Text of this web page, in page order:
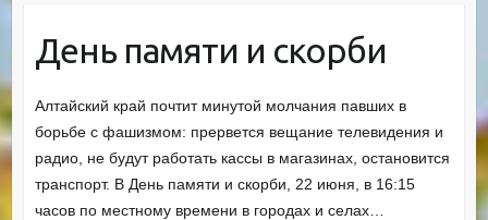
День памяти и скорби
Алтайский край почтит минутой молчания павших в
борьбе с фашизмом: прервется вещание телевидения и
радио, не будут работать кассы в магазинах, остановится
транспорт. В День памяти и скорби, 22 июня, в 16:15
часов по местному времени в городах и селах…